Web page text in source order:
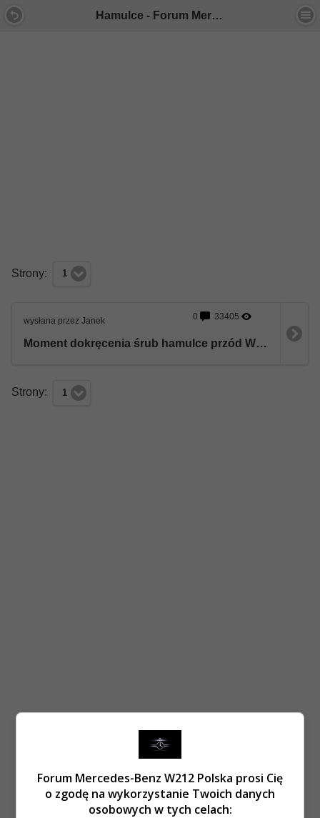
Hamulce - Forum Mercedes E-Klasa
Strony: 1
wysłana przez Janek 0 33405
Moment dokręcenia śrub hamulce przód W213
Strony: 1
Forum Mercedes-Benz W212 Polska prosi Cię
o zgodę na wykorzystanie Twoich danych
osobowych w tych celach: